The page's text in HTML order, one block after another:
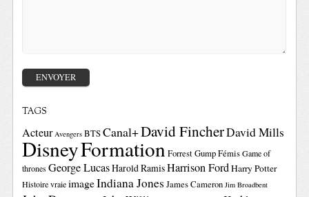
TAGS
Acteur Avengers BTSCanal+David FincherDavid Mills
DisneyFormationForrest GumpFémis Game of
thrones George LucasHarold RamisHarrison FordHarry Potter
Histoire vraie imageIndiana Jones James Cameron Jim Broadbent